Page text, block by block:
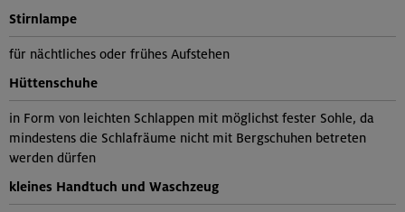
Stirnlampe
für nächtliches oder frühes Aufstehen
Hüttenschuhe
in Form von leichten Schlappen mit möglichst fester Sohle, da
mindestens die Schlafräume nicht mit Bergschuhen betreten
werden dürfen
kleines Handtuch und Waschzeug